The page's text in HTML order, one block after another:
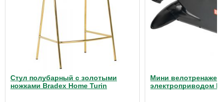
Стул полубарный с золотыми
ножками Bradex Home Turin
Мини
электроприводом